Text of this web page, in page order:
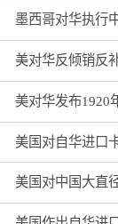
墨西哥对华执行
美对华反倾销反
美对华发布1920
美国对自华进口
美国对中国大直